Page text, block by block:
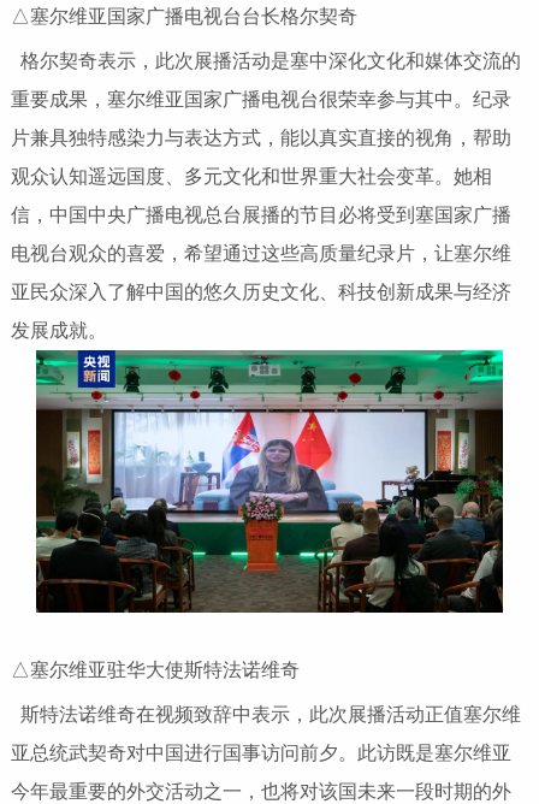
△塞尔维亚国家广播电视台台长格尔契奇
格尔契奇表示，此次展播活动是塞中深化文化和媒体交流的
重要成果，塞尔维亚国家广播电视台很荣幸参与其中。纪录
片兼具独特感染力与表达方式，能以真实直接的视角，帮助
观众认知遥远国度、多元文化和世界重大社会变革。她相
信，中国中央广播电视总台展播的节目必将受到塞国家广播
电视台观众的喜爱，希望通过这些高质量纪录片，让塞尔维
亚民众深入了解中国的悠久历史文化、科技创新成果与经济
发展成就。
△塞尔维亚驻华大使斯特法诺维奇
斯特法诺维奇在视频致辞中表示，此次展播活动正值塞尔维
亚总统武契奇对中国进行国事访问前夕。此访既是塞尔维亚
今年最重要的外交活动之一，也将对该国未来一段时期的外